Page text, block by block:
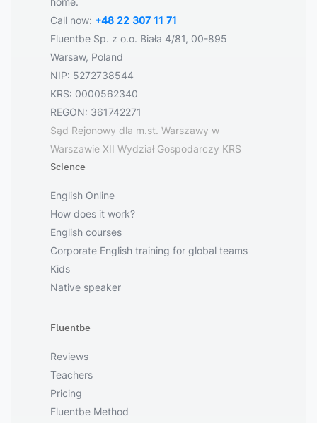
Call now: +48 22 307 11 71
Fluentbe Sp. z o.o. Biała 4/81, 00-895
Warsaw, Poland
NIP: 5272738544
KRS: 0000562340
REGON: 361742271
Sąd Rejonowy dla m.st. Warszawy w
Warszawie XII Wydział Gospodarczy KRS
Science
English Online
How does it work?
English courses
Corporate English training for global teams
Kids
Native speaker
Fluentbe
Reviews
Teachers
Pricing
Fluentbe Method